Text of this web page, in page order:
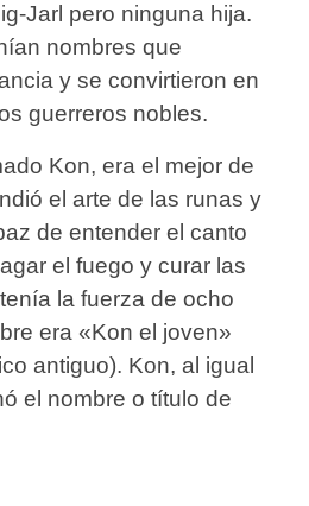
Jarl pero ninguna hija.
nombres que
y se convirtieron en
guerreros nobles.
Kon, era el mejor de
el arte de las runas y
de entender el canto
el fuego y curar las
la fuerza de ocho
era «Kon el joven»
antiguo). Kon, al igual
el nombre o título de